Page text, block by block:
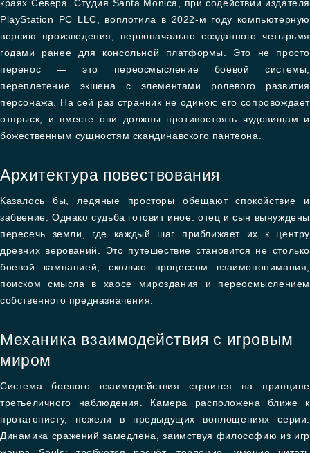
краях Севера. Студия Santa Monica, при содействии издателя
PlayStation PC LLC, воплотила в 2022-м году компьютерную
версию произведения, первоначально созданного четырьмя
годами ранее для консольной платформы. Это не просто
перенос — это переосмысление боевой системы,
переплетение экшена с элементами ролевого развития
персонажа. На сей раз странник не одинок: его сопровождает
отпрыск, и вместе они должны противостоять чудовищам и
божественным сущностям скандинавского пантеона.
Архитектура повествования
Казалось бы, ледяные просторы обещают спокойствие и
забвение. Однако судьба готовит иное: отец и сын вынуждены
пересечь земли, где каждый шаг приближает их к центру
древних верований. Это путешествие становится не столько
боевой кампанией, сколько процессом взаимопонимания,
поиском смысла в хаосе мироздания и переосмыслением
собственного предназначения.
Механика взаимодействия с игровым
миром
Система боевого взаимодействия строится на принципе
третьеличного наблюдения. Камера расположена ближе к
протагонисту, нежели в предыдущих воплощениях серии.
Динамика сражений замедлена, заимствуя философию из игр